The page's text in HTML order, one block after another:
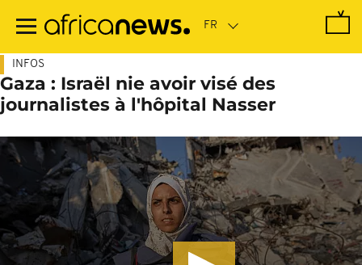
contenu
INFOS
Gaza : Israël nie avoir visé des
journalistes à l'hôpital Nasser